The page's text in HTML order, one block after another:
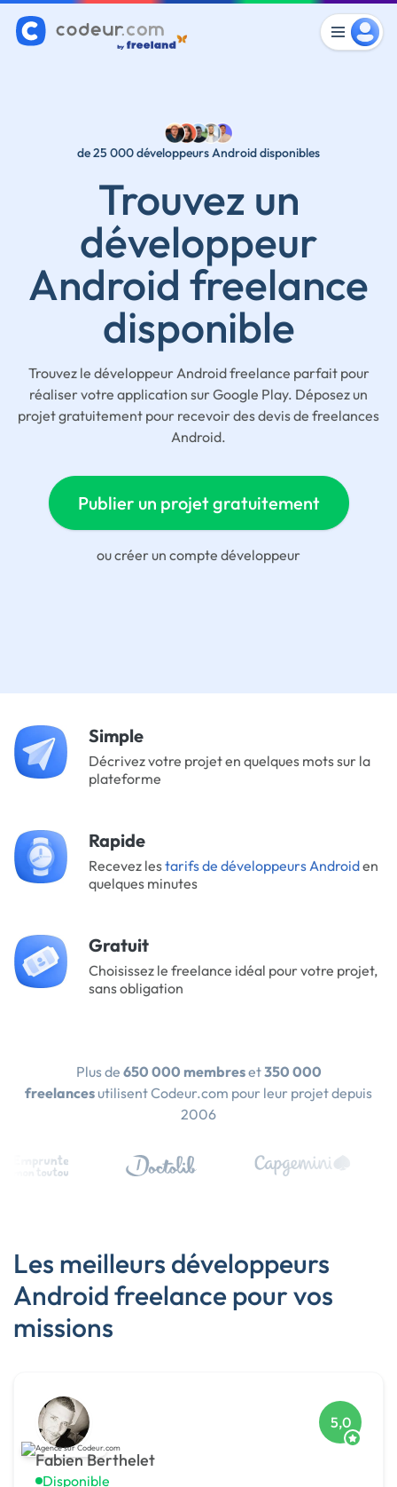
de 25 000 développeurs Android disponibles
Trouvez un
développeur
Android freelance
disponible
Trouvez le développeur Android freelance parfait pour
réaliser votre application sur Google Play. Déposez un
projet gratuitement pour recevoir des devis de freelances
Android.
Publier un projet gratuitement
oucréer un compte développeur
Simple
Décrivez votre projet en quelques mots sur la
plateforme
Rapide
Recevez lestarifs de développeurs Androiden
quelques minutes
Gratuit
Choisissez le freelance idéal pour votre projet,
sans obligation
Plus de 650 000 membreset350 000
freelances utilisent Codeur.com pour leur projet depuis
2006
Les meilleurs développeurs
Android freelance pour vos
missions
Fabien Berthelet
Disponible
5,0